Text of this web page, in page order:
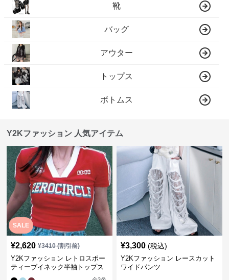
靴
バッグ
アウター
トップス
ボトムス
Y2Kファッション 人気アイテム
SALE
¥2,620 ¥3410(割引前)
Y2Kファッション レトロスポー
ティーブイネック半袖トップス
¥3,300 (税込)
Y2Kファッション レースカット
ワイドパンツ